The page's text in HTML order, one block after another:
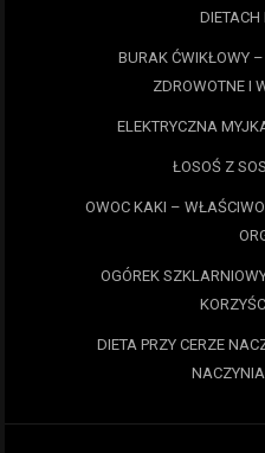
DIETACH
BURAK ĆWIKŁOWY
ZDROWOTNE I
ELEKTRYCZNA
ŁOSOŚ Z
OWOC KAKI –
OGÓREK
DIETA PRZY CERZE